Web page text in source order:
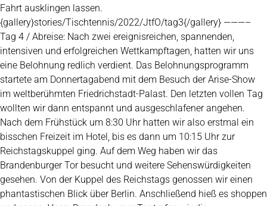
Fahrt ausklingen lassen.
{gallery}stories/Tischtennis/2022/JtfO/tag3{/gallery} ———–
Tag 4 / Abreise: Nach zwei ereignisreichen, spannenden,
intensiven und erfolgreichen Wettkampftagen, hatten wir uns
eine Belohnung redlich verdient. Das Belohnungsprogramm
startete am Donnertagabend mit dem Besuch der Arise-Show
im weltberühmten Friedrichstadt-Palast. Den letzten vollen Tag
wollten wir dann entspannt und ausgeschlafener angehen.
Nach dem Frühstück um 8:30 Uhr hatten wir also erstmal ein
bisschen Freizeit im Hotel, bis es dann um 10:15 Uhr zur
Reichstagskuppel ging. Auf dem Weg haben wir das
Brandenburger Tor besucht und weitere Sehenswürdigkeiten
gesehen. Von der Kuppel des Reichstags genossen wir einen
phantastischen Blick über Berlin. Anschließend hieß es shoppen